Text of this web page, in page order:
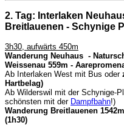
2. Tag: Interlaken
Breitlauenen - Schynige
3h30, aufwärts 450m
Wanderung Neuhaus -
Weissenau 559m -
Ab Interlaken West mit Bus oder
Hartbelag)
Ab Wilderswil mit der Schynige-
schönsten mit der Dampfbahn!)
Wanderung Breitlauenen
(1h30)